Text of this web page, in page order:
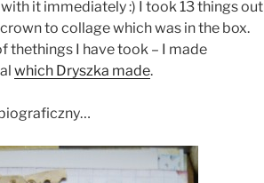
with it immediately :) I took 13 things out
to collage which was in the box.
thethings I have took – I made
which Dryszka made.